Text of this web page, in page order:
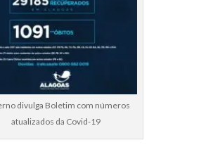
divulga Boletim com números
atualizados da Covid-19